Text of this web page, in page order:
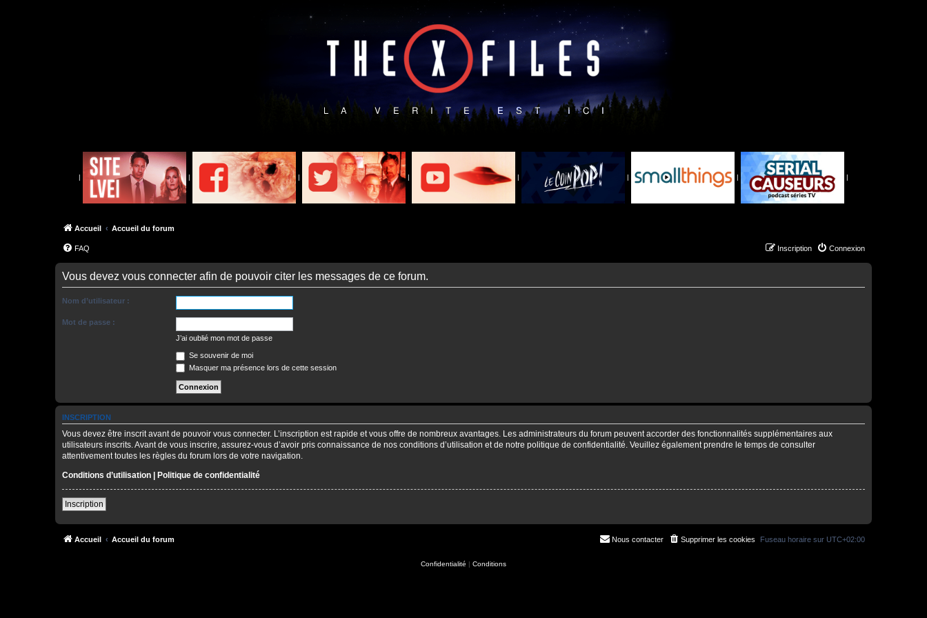
| | | | | | | |
Accueil Accueil du forum
FAQ Connexion
Inscription
Vous devez vous connecter afin de pouvoir citer les messages de ce forum.
Nom d’utilisateur :
Mot de passe :
J’ai oublié mon mot de passe
Se souvenir de moi
Masquer ma présence lors de cette session
INSCRIPTION
Vous devez être inscrit avant de pouvoir vous connecter. L’inscription est rapide et vous offre de nombreux avantages. Les administrateurs du forum peuvent accorder des fonctionnalités supplémentaires aux
utilisateurs inscrits. Avant de vous inscrire, assurez-vous d’avoir pris connaissance de nos conditions d’utilisation et de notre politique de confidentialité. Veuillez également prendre le temps de consulter
attentivement toutes les règles du forum lors de votre navigation.
Conditions d’utilisation | Politique de confidentialité
Inscription
Accueil Accueil du forum Fuseau horaire sur UTC+02:00
Supprimer les cookies
Nous contacter
Confidentialité | Conditions